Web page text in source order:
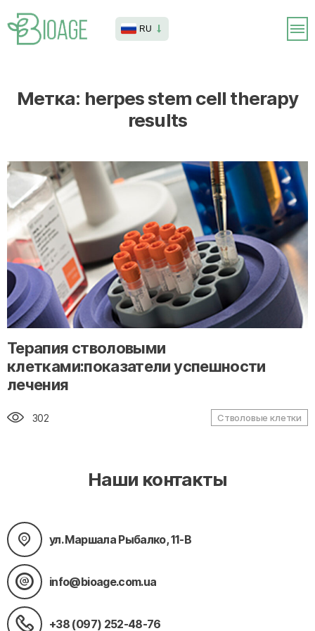
RU
Метка: herpes stem cell therapy
results
" alt="loading" class="img-responsive"/>
Терапия стволовыми
клетками:показатели успешности
лечения
302 Стволовые клетки
Наши контакты
ул. Маршала Рыбалко, 11-В
info@bioage.com.ua
+38 (097) 252-48-76